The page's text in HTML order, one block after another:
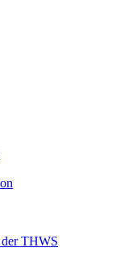
der THWS